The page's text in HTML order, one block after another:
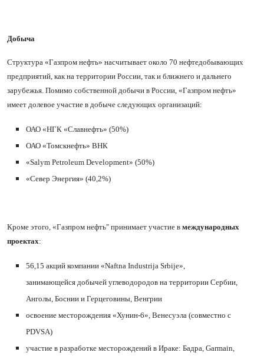
Добыча
Структура «Газпром нефть» насчитывает около 70 нефтедобывающих
предприятий, как на территории России, так и ближнего и дальнего
зарубежья. Помимо собственной добычи в России, «Газпром нефть»
имеет долевое участие в добыче следующих организаций:
ОАО «НГК «Славнефть» (50%)
ОАО «Томскнефть» ВНК
«Salym Petroleum Development» (50%)
«Север Энергия» (40,2%)
Кроме этого, «Газпром нефть" принимает участие в международных
проектах:
56,15 акций компании «Naftna Industrija Srbije»
занимающейся добычей углеводородов на территории Сербии,
Анголы, Боснии и Герцеговины, Венгрии
освоение месторождения «Хунин-6» , Венесуэла (совместно с
PDVSA)
участие в разработке месторождений в Ираке: Бадра, Garmain,